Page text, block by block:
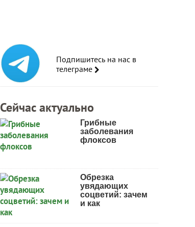
Подпишитесь на нас в
телеграме
Сейчас актуально
Грибные
заболевания
флоксов
Обрезка
увядающих
соцветий: зачем
и как